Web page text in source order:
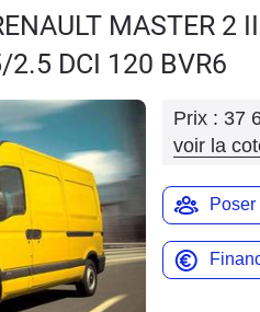
MASTER 2
2.5 DCI 120 BVR6
Prix : 37
voir la